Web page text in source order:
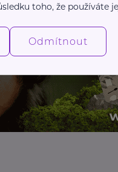
toho, že používáte
Odmítnout